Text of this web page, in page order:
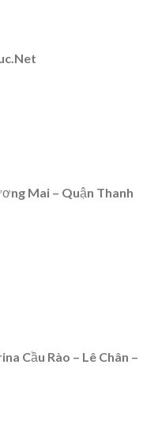
Mai – Quận Thanh
Cầu Rào – Lê Chân –